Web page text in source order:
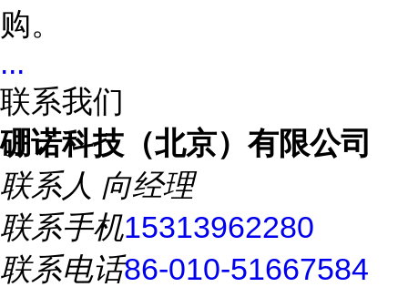
购。
...
联系我们
硼诺科技（北京）有限公司
联系人 向经理
联系手机15313962280
联系电话86-010-51667584